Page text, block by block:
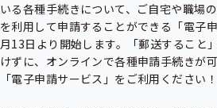
いる各種手続きについて、ご自宅や職場
を利用して申請することができる「電子
月13日より開始します。「郵送すること
けずに、オンラインで各種申請手続きが
「電子申請サービス」をご利用ください！